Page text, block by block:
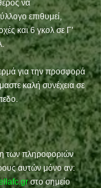
να
επιθυμεί,
και 6 γκολ σε Γ’
για την προσφορά
καλή συνέχεια σε
των πληροφοριών
αυτών μόνο αν:
στο σημείο